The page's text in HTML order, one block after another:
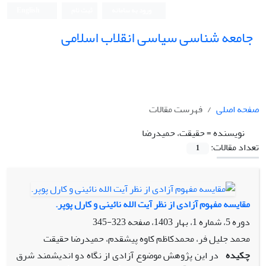
جامعه شناسی سیاسی انقلاب اسلامی
صفحه اصلی
فهرست مقالات
نویسنده =حقیقت، حمیدرضا
تعداد مقالات:
1
مقایسه مفهوم آزادی از نظر آیت الله نائینی و کارل پوپر.
دوره 5، شماره 1، بهار 1403، صفحه
323-345
محمد جلیل فر، محمدکاظم کاوه پیشقدم، حمیدرضا حقیقت
چکیده در این پژوهش موضوع آزادی از نگاه دو اندیشمند شرق